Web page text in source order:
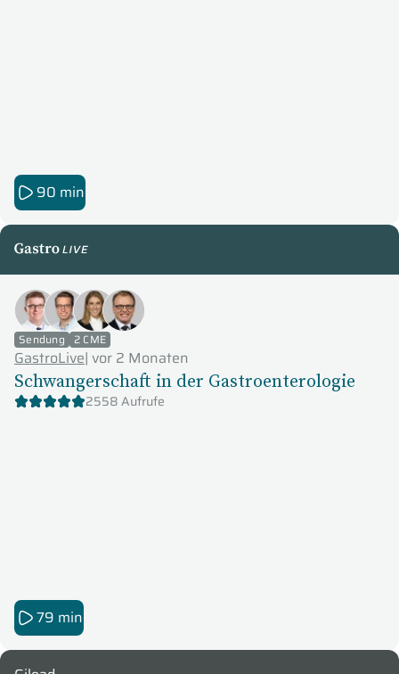
90 min
GastroLive
Sendung 2 CME
GastroLive| vor 2 Monaten
Schwangerschaft in der Gastroenterologie
2558 Aufrufe
79 min